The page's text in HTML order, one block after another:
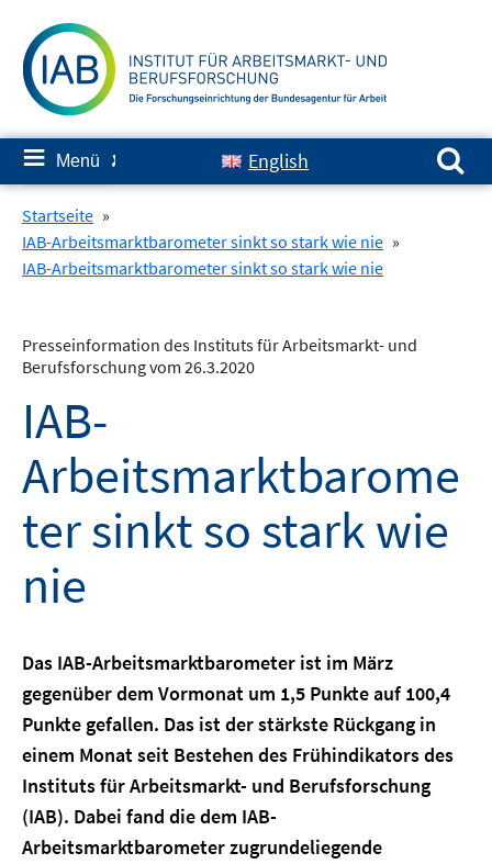
zum
Inhalt
≡ Menü ✘ English
Suchen nach:
Startseite »
IAB-Arbeitsmarktbarometer sinkt so stark wie nie »
IAB-Arbeitsmarktbarometer sinkt so stark wie nie
Presseinformation des Instituts für Arbeitsmarkt- und
Berufsforschung vom 26.3.2020
IAB-
Arbeitsmarktbarome
ter sinkt so stark wie
nie
Das IAB-Arbeitsmarktbarometer ist im März
gegenüber dem Vormonat um 1,5 Punkte auf 100,4
Punkte gefallen. Das ist der stärkste Rückgang in
einem Monat seit Bestehen des Frühindikators des
Instituts für Arbeitsmarkt- und Berufsforschung
(IAB). Dabei fand die dem IAB-
Arbeitsmarktbarometer zugrundeliegende